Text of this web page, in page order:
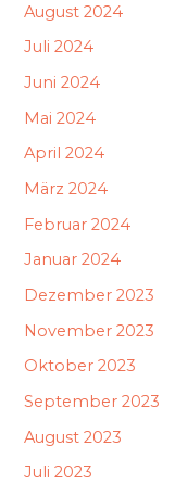
August 2024
Juli 2024
Juni 2024
Mai 2024
April 2024
März 2024
Februar 2024
Januar 2024
Dezember 2023
November 2023
Oktober 2023
September 2023
August 2023
Juli 2023